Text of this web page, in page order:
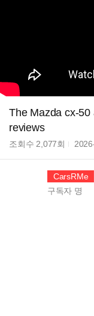
The Mazda cx-
reviews
조회수 2,077회
CarsRMe
구독자 명